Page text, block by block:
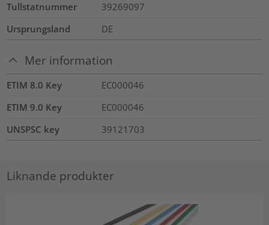
Tullstatnummer
39269097
Ursprungsland
DE
Mer information
ETIM 8.0 Key
EC000046
ETIM 9.0 Key
EC000046
UNSPSC key
39121703
Liknande produkter